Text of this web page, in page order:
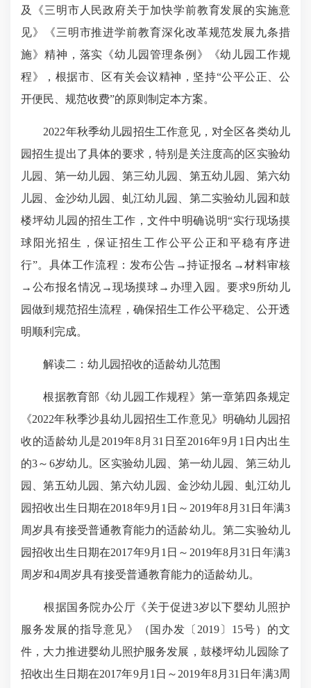
及《三明市人民政府关于加快学前教育发展的实施意
见》《三明市推进学前教育深化改革规范发展九条措
施》精神，落实《幼儿园管理条例》《幼儿园工作规
程》，根据市、区有关会议精神，坚持“公平公正、公
开便民、规范收费”的原则制定本方案。
2022年秋季幼儿园招生工作意见，对全区各类幼儿
园招生提出了具体的要求，特别是关注度高的区实验幼
儿园、第一幼儿园、第三幼儿园、第五幼儿园、第六幼
儿园、金沙幼儿园、虬江幼儿园、第二实验幼儿园和鼓
楼坪幼儿园的招生工作，文件中明确说明“实行现场摸
球阳光招生，保证招生工作公平公正和平稳有序进
行”。具体工作流程：发布公告→持证报名→材料审核
→公布报名情况→现场摸球→办理入园。要求9所幼儿
园做到规范招生流程，确保招生工作公平稳定、公开透
明顺利完成。
解读二：幼儿园招收的适龄幼儿范围
根据教育部《幼儿园工作规程》第一章第四条规定
《2022年秋季沙县幼儿园招生工作意见》明确幼儿园招
收的适龄幼儿是2019年8月31日至2016年9月1日内出生
的3～6岁幼儿。区实验幼儿园、第一幼儿园、第三幼儿
园、第五幼儿园、第六幼儿园、金沙幼儿园、虬江幼儿
园招收出生日期在2018年9月1日～2019年8月31日年满3
周岁具有接受普通教育能力的适龄幼儿。第二实验幼儿
园招收出生日期在2017年9月1日～2019年8月31日年满3
周岁和4周岁具有接受普通教育能力的适龄幼儿。
根据国务院办公厅《关于促进3岁以下婴幼儿照护
服务发展的指导意见》（国办发〔2019〕15号）的文
件，大力推进婴幼儿照护服务发展，鼓楼坪幼儿园除了
招收出生日期在2017年9月1日～2019年8月31日年满3周